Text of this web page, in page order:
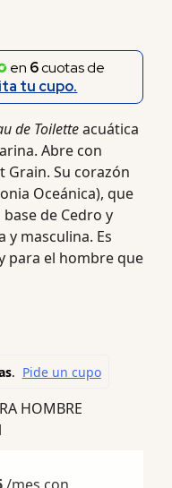
en 6cuotas de
tu cupo.
de Toiletteacuática
Abre con
Grain. Su corazón
Oceánica), que
de Cedro y
y masculina. Es
para el hombre que
HOMBRE